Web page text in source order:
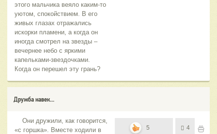
этого мальчика веяло каким-то
уютом, спокойствием. В его
живых глазах отражались
искорки пламени, а когда он
иногда смотрел на звезды –
вечернее небо с яркими
капельками-звездочками.
Когда он перешел эту грань?
Дружба навек...
Они дружили, как говорится,
«с горшка». Вместе ходили в
5 4